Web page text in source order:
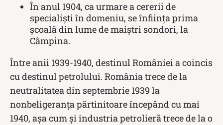
În anul 1904, ca urmare a cererii de
specialiști în domeniu, se înfiinţa prima
şcoală din lume de maiştri sondori, la
Câmpina.
Între anii 1939-1940, destinul României a coincis
cu destinul petrolului. România trece de la
neutralitatea din septembrie 1939 la
nonbeligeranţa părtinitoare începând cu mai
1940, aşa cum şi industria petrolieră trece de la o